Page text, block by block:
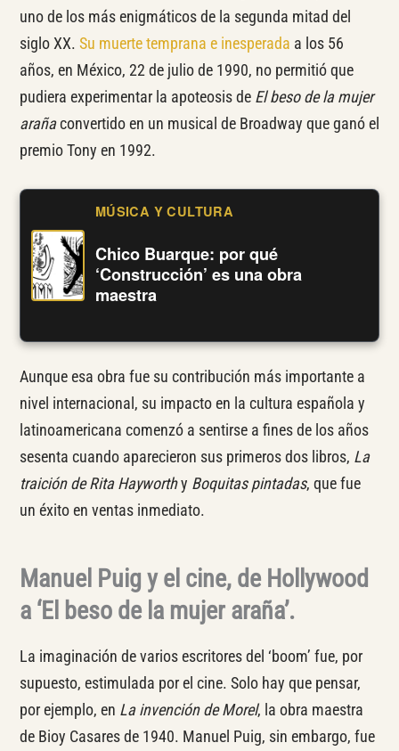
uno de los más enigmáticos de la segunda mitad del
siglo XX. Su muerte temprana e inesperada a los 56
años, en México, 22 de julio de 1990, no permitió que
pudiera experimentar la apoteosis de El beso de la mujer
arañaconvertido en un musical de Broadway que ganó el
premio Tony en 1992.
MÚSICA Y CULTURA
Chico Buarque: por qué
‘Construcción’ es una obra
maestra
Aunque esa obra fue su contribución más importante a
nivel internacional, su impacto en la cultura española y
latinoamericana comenzó a sentirse a fines de los años
sesenta cuando aparecieron sus primeros dos libros, La
traición de Rita Hayworthy Boquitas pintadas, que fue
un éxito en ventas inmediato.
Manuel Puig y el cine, de Hollywood
a ‘El beso de la mujer araña’.
La imaginación de varios escritores del ‘boom’ fue, por
supuesto, estimulada por el cine. Solo hay que pensar,
por ejemplo, en La invención de Morel, la obra maestra
de Bioy Casares de 1940. Manuel Puig, sin embargo, fue